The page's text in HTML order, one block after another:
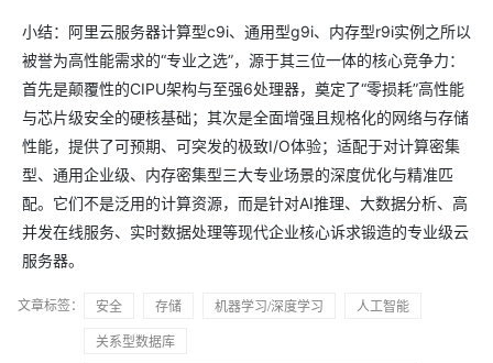
小结：阿里云服务器计算型c9i、通用型g9i、内存型r9i实例之所以
被誉为高性能需求的“专业之选”，源于其三位一体的核心竞争力：
首先是颠覆性的CIPU架构与至强6处理器，奠定了“零损耗”高性能
与芯片级安全的硬核基础；其次是全面增强且规格化的网络与存储
性能，提供了可预期、可突发的极致I/O体验；适配于对计算密集
型、通用企业级、内存密集型三大专业场景的深度优化与精准匹
配。它们不是泛用的计算资源，而是针对AI推理、大数据分析、高
并发在线服务、实时数据处理等现代企业核心诉求锻造的专业级云
服务器。
文章标签： 安全 存储 机器学习/深度学习
人工智能
关系型数据库